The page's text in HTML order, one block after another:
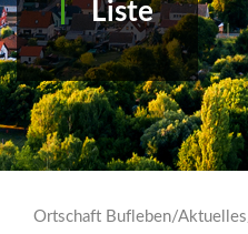
Liste
Ortschaft Bufleben/Aktuelles